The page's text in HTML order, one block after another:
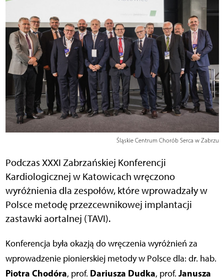
Śląskie Centrum Chorób Serca w Zabrzu
Podczas XXXI Zabrzańskiej Konferencji
Kardiologicznej w Katowicach wręczono
wyróżnienia dla zespołów, które wprowadzały w
Polsce metodę przezcewnikowej implantacji
zastawki aortalnej (TAVI).
Konferencja była okazją do wręczenia wyróżnień za
wprowadzenie pionierskiej metody w Polsce dla: dr. hab.
Piotra Chodóra, prof. Dariusza Dudka, prof. Janusza